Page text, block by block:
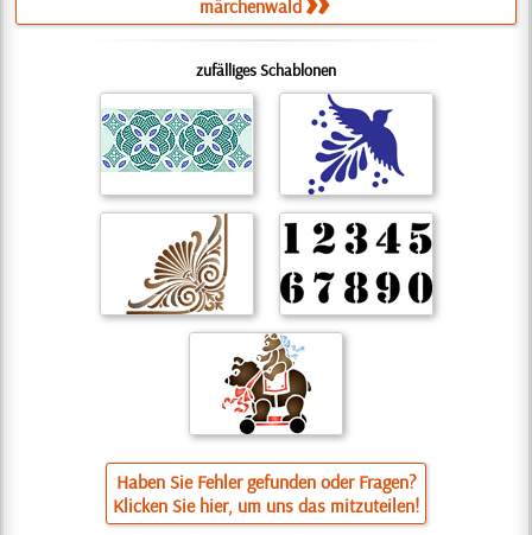
märchenwald
zufälliges Schablonen
Haben Sie Fehler gefunden oder Fragen?
Klicken Sie hier, um uns das mitzuteilen!